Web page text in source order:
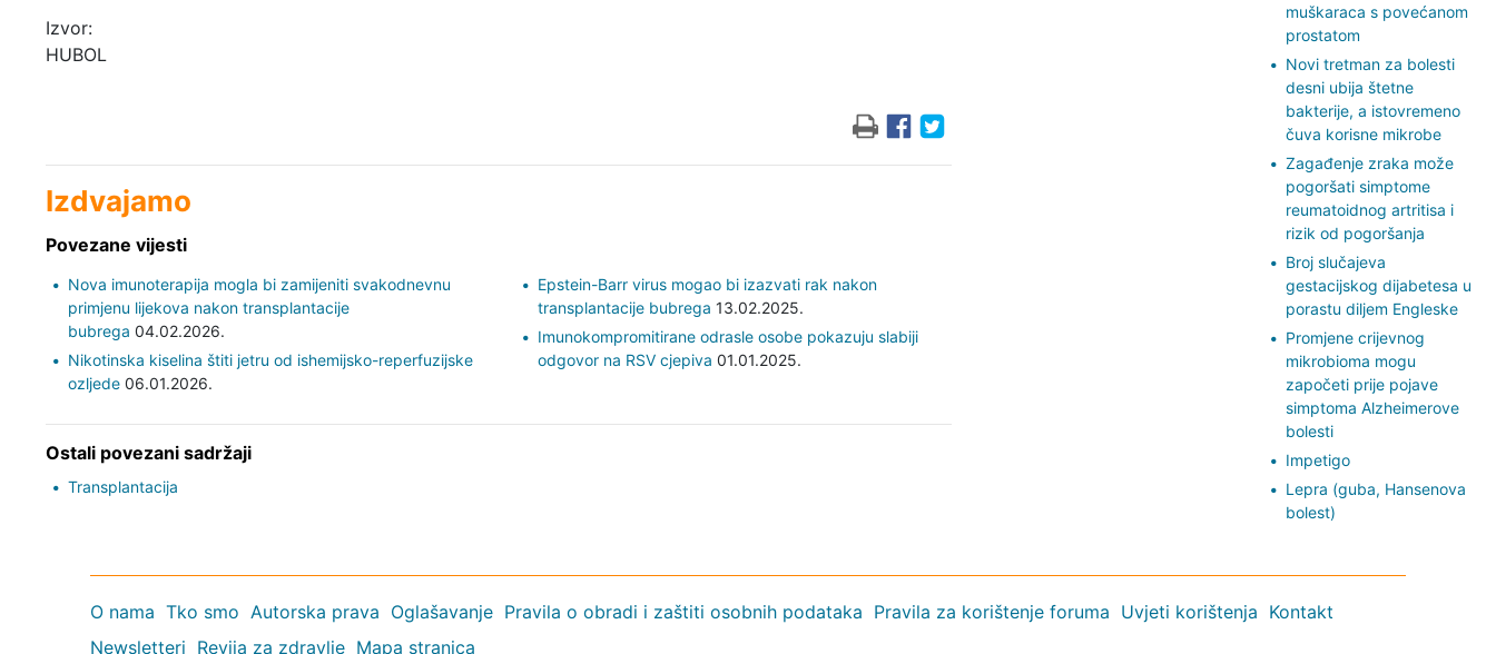
Izvor:
HUBOL
Izdvajamo
Povezane vijesti
Nova imunoterapija mogla bi zamijeniti svakodnevnu
primjenu lijekova nakon transplantacije
bubrega 04.02.2026.
Nikotinska kiselina štiti jetru od ishemijsko-reperfuzijske
ozljede06.01.2026.
Epstein-Barr virus mogao bi izazvati rak nakon
transplantacije bubrega 13.02.2025.
Imunokompromitirane odrasle osobe pokazuju slabiji
odgovor na RSV cjepiva 01.01.2025.
Ostali povezani sadržaji
Transplantacija
muškaraca s povećanom
prostatom
Novi tretman za bolesti
desni ubija štetne
bakterije, a istovremeno
čuva korisne mikrobe
Zagađenje zraka može
pogoršati simptome
reumatoidnog artritisa i
rizik od pogoršanja
Broj slučajeva
gestacijskog dijabetesa u
porastu diljem Engleske
Promjene crijevnog
mikrobioma mogu
započeti prije pojave
simptoma Alzheimerove
bolesti
Impetigo
Lepra (guba, Hansenova
bolest)
O nama Tko smo Autorska prava Oglašavanje Pravila o obradi i zaštiti osobnih podataka Pravila za korištenje foruma Uvjeti korištenja Kontakt
Newsletteri Revija za zdravlje Mapa stranica